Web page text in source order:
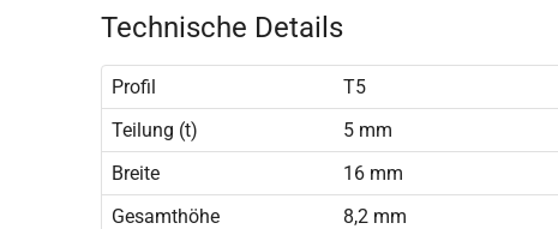
Technische Details
Profil
T5
Teilung (t)
5 mm
Breite
16 mm
Gesamthöhe
8,2 mm